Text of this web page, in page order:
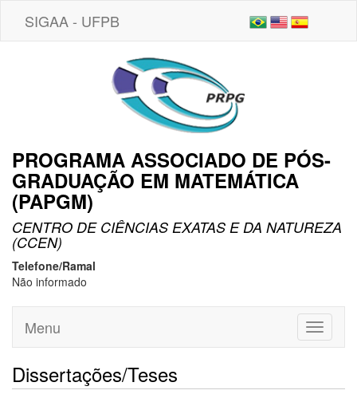
SIGAA - UFPB
PROGRAMA ASSOCIADO DE PÓS-
GRADUAÇÃO EM MATEMÁTICA
(PAPGM)
CENTRO DE CIÊNCIAS EXATAS E DA NATUREZA
(CCEN)
Telefone/Ramal
Não informado
Toggle
Menu
Dissertações/Teses